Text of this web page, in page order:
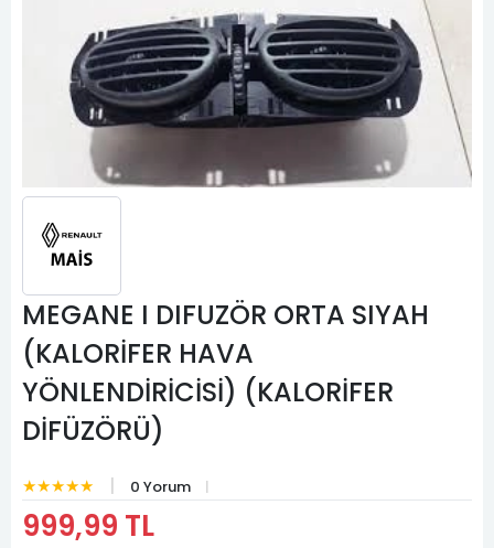
MEGANE I DIFUZÖR ORTA SIYAH
(KALORİFER HAVA
YÖNLENDİRİCİSİ) (KALORİFER
DİFÜZÖRÜ)
★★★★★ 0 Yorum
999,99 TL